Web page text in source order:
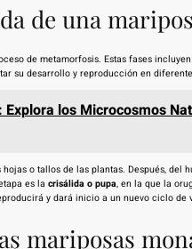
de una
de metamorfosis. Estas fases
su desarrollo y reproducción en
los Microcosmos
o tallos de las plantas. Después, del
es la crisálida o pupa, en la que la
y dará inicio a un nuevo ciclo de
mariposas